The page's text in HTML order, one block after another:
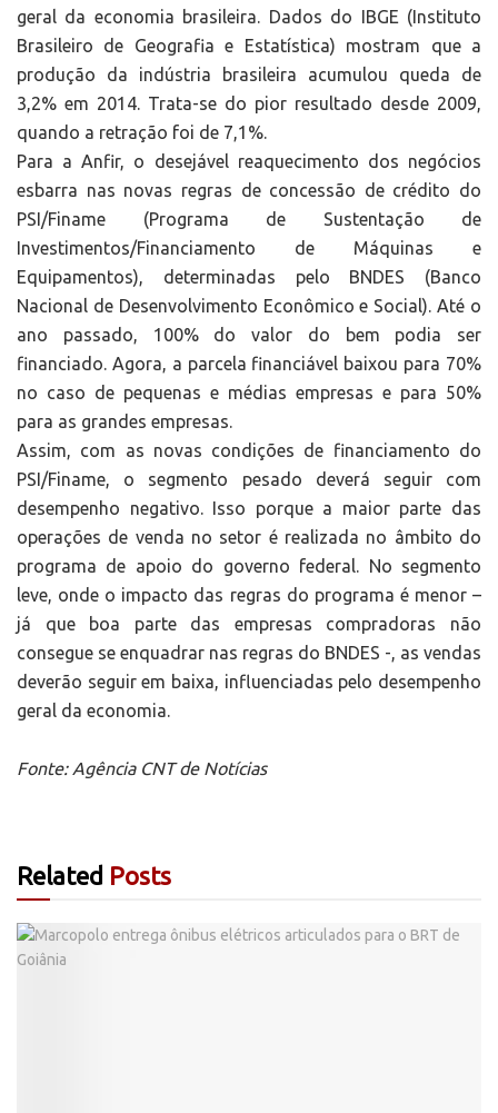
geral da economia brasileira. Dados do IBGE (Instituto
Brasileiro de Geografia e Estatística) mostram que a
produção da indústria brasileira acumulou queda de
3,2% em 2014. Trata-se do pior resultado desde 2009,
quando a retração foi de 7,1%.
Para a Anfir, o desejável reaquecimento dos negócios
esbarra nas novas regras de concessão de crédito do
PSI/Finame (Programa de Sustentação de
Investimentos/Financiamento de Máquinas e
Equipamentos), determinadas pelo BNDES (Banco
Nacional de Desenvolvimento Econômico e Social). Até o
ano passado, 100% do valor do bem podia ser
financiado. Agora, a parcela financiável baixou para 70%
no caso de pequenas e médias empresas e para 50%
para as grandes empresas.
Assim, com as novas condições de financiamento do
PSI/Finame, o segmento pesado deverá seguir com
desempenho negativo. Isso porque a maior parte das
operações de venda no setor é realizada no âmbito do
programa de apoio do governo federal. No segmento
leve, onde o impacto das regras do programa é menor –
já que boa parte das empresas compradoras não
consegue se enquadrar nas regras do BNDES -, as vendas
deverão seguir em baixa, influenciadas pelo desempenho
geral da economia.
Fonte: Agência CNT de Notícias
Related Posts